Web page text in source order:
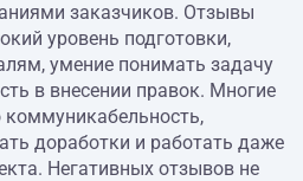
заказчиков. Отзывы
уровень подготовки,
умение понимать задачу
в внесении правок. Многие
доработки и работать даже
Негативных отзывов не